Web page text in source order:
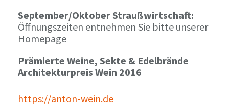
September/Oktober Straußwirtschaft:
Öffnungszeiten entnehmen Sie bitte unserer
Homepage
Prämierte Weine, Sekte & Edelbrände
Architekturpreis Wein 2016
https://anton-wein.de